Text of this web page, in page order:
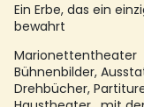
Ein Erbe, das ein
bewahrt
Marionettentheater
Bühnenbilder,
Drehbücher,